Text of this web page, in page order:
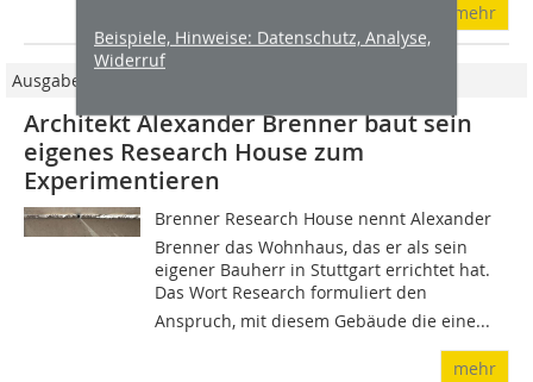
Beispiele, Hinweise: Datenschutz, Analyse,
Widerruf
mehr
Ausgabe 03/2023
Architekt Alexander Brenner baut sein
eigenes Research House zum
Experimentieren
Brenner Research House nennt Alexander
Brenner das Wohnhaus, das er als sein
eigener Bauherr in Stuttgart errichtet hat.
Das Wort Research formuliert den
Anspruch, mit diesem Gebäude die eine...
mehr